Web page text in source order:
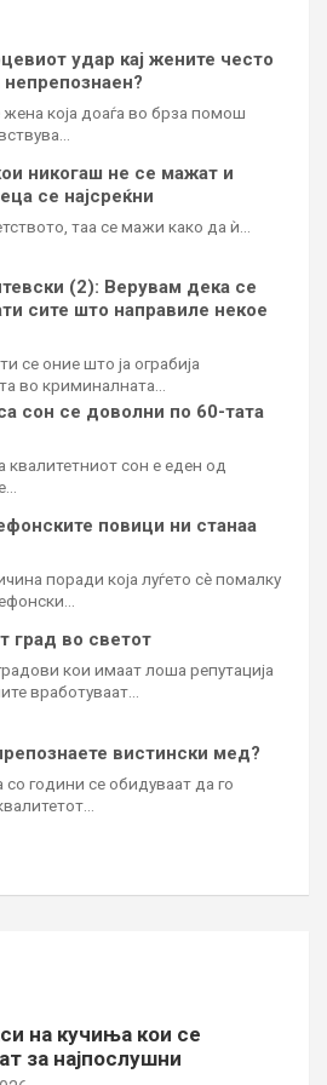
удар кај жените често
непрепознаен?
која доаѓа во брза помош
никогаш не се мажат и
се најсреќни
таа се мажи како да ѝ…
(2): Верувам дека се
сите што направиле некое
се оние што ја ограбија
во криминалната…
сон се доволни по 60-тата
квалитетниот сон е еден од
повици ни станаа
поради која луѓето сè помалку
град во светот
кои имаат лоша репутација
вработуваат…
вистински мед?
години се обидуваат да го
на кучиња кои се
за најпослушни